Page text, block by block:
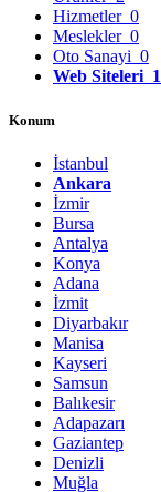
Hizmetler 0
Meslekler 0
Oto Sanayi 0
Web Siteleri 1
Konum
İstanbul
Ankara
İzmir
Bursa
Antalya
Konya
Adana
İzmit
Diyarbakır
Manisa
Kayseri
Samsun
Balıkesir
Adapazarı
Gaziantep
Denizli
Muğla